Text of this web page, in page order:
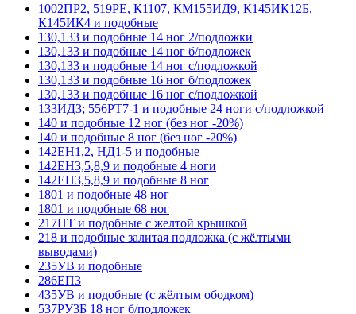
1002ПР2, 519РЕ, К1107, КМ155ИД9, К145ИК12Б,
К145ИК4 и подобные
130,133 и подобные 14 ног 2/подложки
130,133 и подобные 14 ног б/подложек
130,133 и подобные 14 ног с/подложкой
130,133 и подобные 16 ног б/подложек
130,133 и подобные 16 ног с/подложкой
133ИД3; 556РТ7-1 и подобные 24 ноги с/подложкой
140 и подобные 12 ног (без ног -20%)
140 и подобные 8 ног (без ног -20%)
142ЕН1,2, НД1-5 и подобные
142ЕН3,5,8,9 и подобные 4 ноги
142ЕН3,5,8,9 и подобные 8 ног
1801 и подобные 48 ног
1801 и подобные 68 ног
217НТ и подобные с желтой крышкой
218 и подобные залитая подложка (с жёлтыми
выводами)
235УВ и подобные
286ЕП3
435УВ и подобные (с жёлтым ободком)
537РУ3Б 18 ног б/подложек